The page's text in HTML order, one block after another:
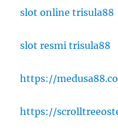
slot online trisula88
slot resmi trisula88
https://
https://